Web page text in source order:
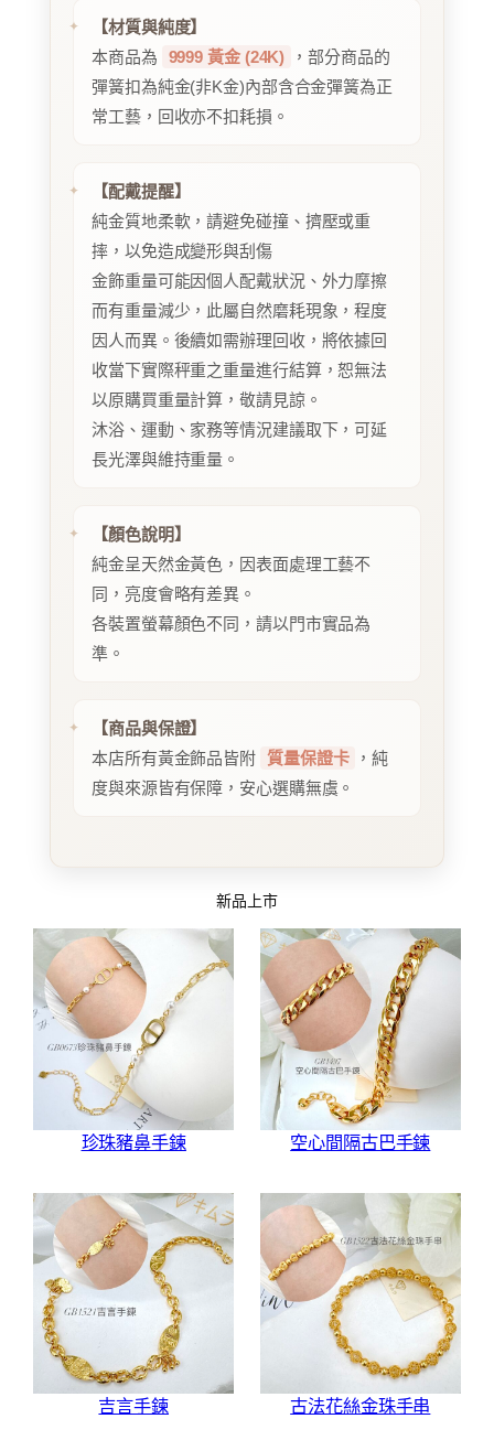
【材質與純度】
本商品為
9999 黃金 (24K)
，部分商品的
彈簧扣為純金(非K金)內部含合金彈簧為正
常工藝，回收亦不扣耗損。
【配戴提醒】
純金質地柔軟，請避免碰撞、擠壓或重
摔，以免造成變形與刮傷
金飾重量可能因個人配戴狀況、外力摩擦
而有重量減少，此屬自然磨耗現象，程度
因人而異。後續如需辦理回收，將依據回
收當下實際秤重之重量進行結算，恕無法
以原購買重量計算，敬請見諒。
沐浴、運動、家務等情況建議取下，可延
長光澤與維持重量。
【顏色說明】
純金呈天然金黃色，因表面處理工藝不
同，亮度會略有差異。
各裝置螢幕顏色不同，請以門市實品為
準。
【商品與保證】
本店所有黃金飾品皆附 質量保證卡
，純
度與來源皆有保障，安心選購無虞。
新品上市
珍珠豬鼻手鍊 空心間隔古巴手鍊
吉言手鍊 古法花絲金珠手串